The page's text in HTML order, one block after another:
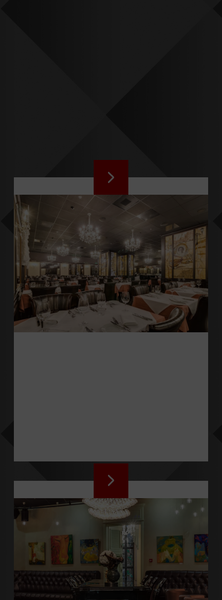
ЛОББІ-БАР
Ідеальне місце для
відпочинку, зустрічей з
друзями і діловими
партнерами
РЕСТОРАН PIANO
Ресторан інтернаціональної
кухні